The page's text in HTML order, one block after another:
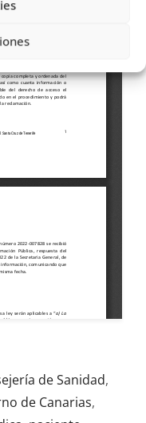
de Sanidad,
de Canarias,